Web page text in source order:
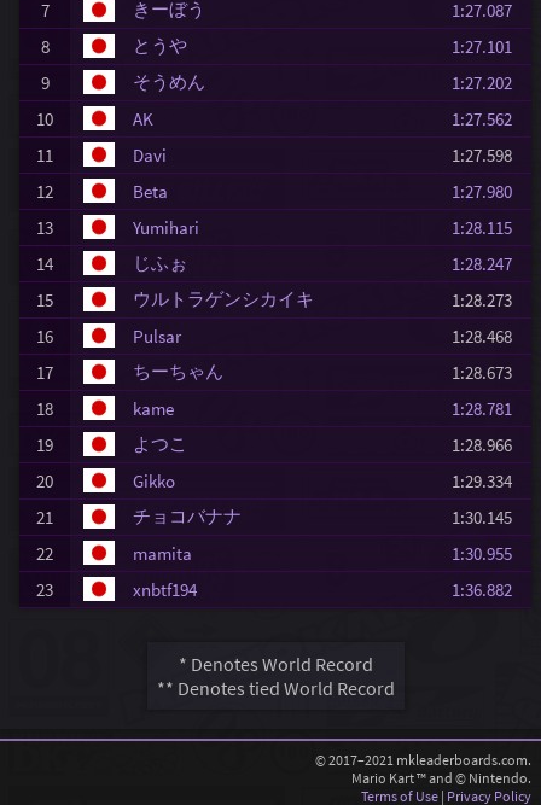
7
きーぼう
1:27.087
8
とうや
1:27.101
9
そうめん
1:27.202
10
AK
1:27.562
11
Davi
1:27.598
12
Beta
1:27.980
13
Yumihari
1:28.115
14
じふぉ
1:28.247
15
ウルトラゲンシカイキ
1:28.273
16
Pulsar
1:28.468
17
ちーちゃん
1:28.673
18
kame
1:28.781
19
よつこ
1:28.966
20
Gikko
1:29.334
21
チョコバナナ
1:30.145
22
mamita
1:30.955
23
xnbtf194 1:36.882
* Denotes World Record
** Denotes tied World Record
© 2017–2021 mkleaderboards.com.
Mario Kart ™ and © Nintendo.
Terms of Use | Privacy Policy